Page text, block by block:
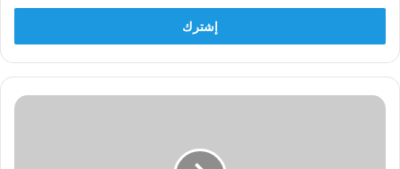
الإلكتروني
إسرائيل